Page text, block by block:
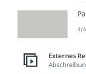
4/
Externes